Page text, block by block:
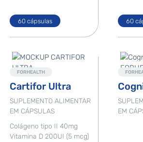
60 cápsulas 60
Destaque
FORHEALTH
Cartifor Ultra
SUPLEMENTO ALIMENTAR
EM CÁPSULAS
Colágeno tipo II 40mg
Vitamina D 200UI (5 mcg)
EM